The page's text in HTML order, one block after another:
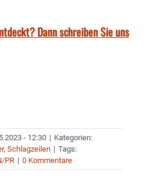
Dann schreiben Sie uns
- 12:30 | Kategorien:
, Schlagzeilen | Tags:
PR | 0 Kommentare